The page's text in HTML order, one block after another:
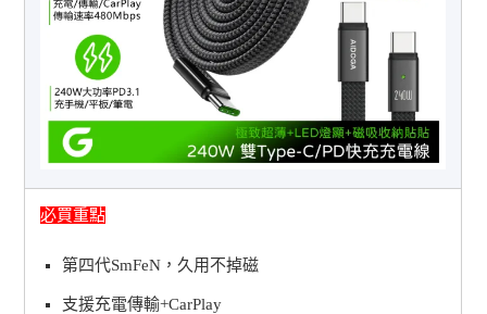
必買重點
第四代SmFeN，久用不掉磁
支援充電傳輸+CarPlay